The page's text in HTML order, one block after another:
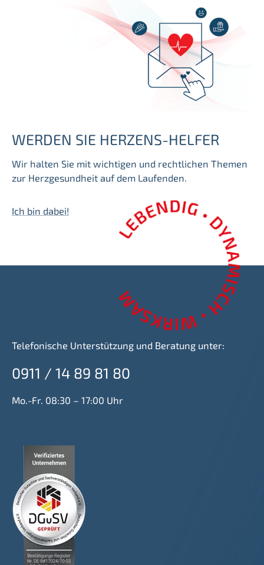
WERDEN SIE HERZENS-HELFER
Wir halten Sie mit wichtigen und rechtlichen Themen
zur Herzgesundheit auf dem Laufenden.
Ich bin dabei!
Telefonische Unterstützung und Beratung unter:
0911 / 14 89 81 80
Mo.-Fr. 08:30 – 17:00 Uhr